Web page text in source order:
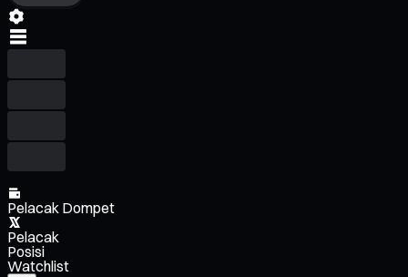
Pelacak Dompet
Pelacak
Posisi
Watchlist